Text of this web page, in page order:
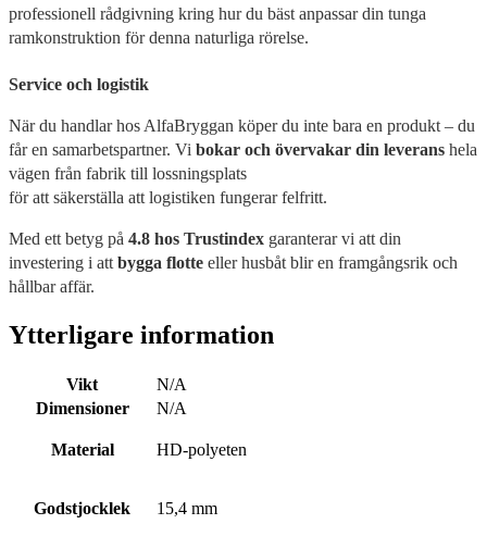
professionell rådgivning kring hur du bäst anpassar din tunga
ramkonstruktion för denna naturliga rörelse.
Service och logistik
När du handlar hos AlfaBryggan köper du inte bara en produkt – du
får en samarbetspartner. Vi bokar och övervakar din leverans hela
vägen från fabrik till lossningsplats
för att säkerställa att logistiken fungerar felfritt.
Med ett betyg på 4.8 hos Trustindex garanterar vi att din
investering i att bygga flotte eller husbåt blir en framgångsrik och
hållbar affär.
Ytterligare information
Vikt
N/A
Dimensioner
N/A
Material HD-polyeten
Godstjocklek 15,4 mm